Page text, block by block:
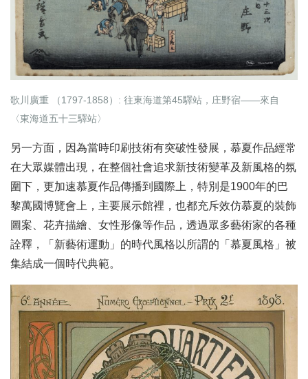
歌川廣重 （1797-1858）: 往東海道第45驛站，庄野宿——來自
〈東海道五十三驛站〉
另一方面，因為當時印刷技術有突破性發展，慕夏作品經常
在大眾媒體出現，在整個社會追求新技術變革及新風格的氛
圍下，更加速慕夏作品傳播到國際上，特別是1900年的巴
黎萬國博覽會上，主要展示館裡，也都充斥效仿慕夏的裝飾
圖案、花卉描繪、女性形像等作品，透過眾多藝術家的各種
詮釋，「新藝術運動」的時代風格以所謂的「慕夏風格」被
集結成一個時代典範。